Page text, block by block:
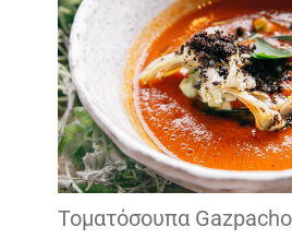
Τοματόσουπα Gazpacho